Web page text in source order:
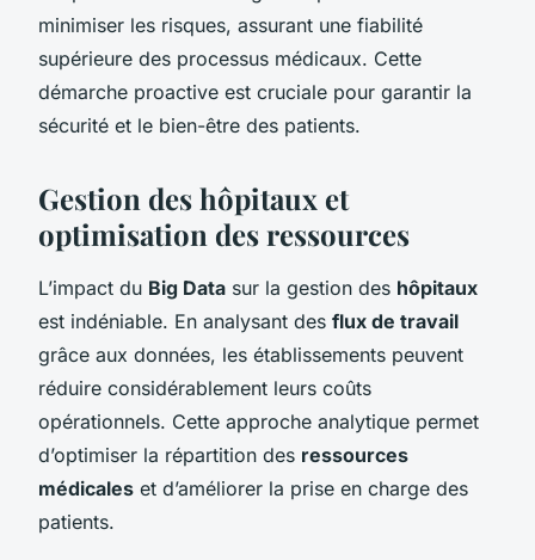
minimiser les risques, assurant une fiabilité
supérieure des processus médicaux. Cette
démarche proactive est cruciale pour garantir la
sécurité et le bien-être des patients.
Gestion des hôpitaux et
optimisation des ressources
L’impact du Big Data sur la gestion des hôpitaux
est indéniable. En analysant des flux de travail
grâce aux données, les établissements peuvent
réduire considérablement leurs coûts
opérationnels. Cette approche analytique permet
d’optimiser la répartition des ressources
médicales et d’améliorer la prise en charge des
patients.